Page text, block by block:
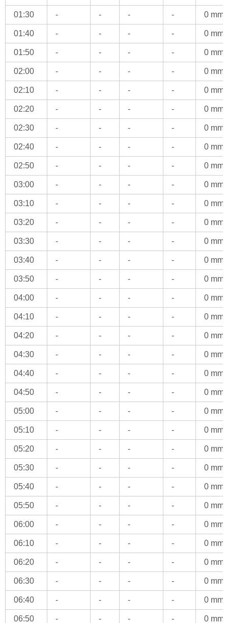
01:30 - - - - 0 mm
01:40 - - - - 0 mm
01:50 - - - - 0 mm
02:00 - - - - 0 mm
02:10 - - - - 0 mm
02:20 - - - - 0 mm
02:30 - - - - 0 mm
02:40 - - - - 0 mm
02:50 - - - - 0 mm
03:00 - - - - 0 mm
03:10 - - - - 0 mm
03:20 - - - - 0 mm
03:30 - - - - 0 mm
03:40 - - - - 0 mm
03:50 - - - - 0 mm
04:00 - - - - 0 mm
04:10 - - - - 0 mm
04:20 - - - - 0 mm
04:30 - - - - 0 mm
04:40 - - - - 0 mm
04:50 - - - - 0 mm
05:00 - - - - 0 mm
05:10 - - - - 0 mm
05:20 - - - - 0 mm
05:30 - - - - 0 mm
05:40 - - - - 0 mm
05:50 - - - - 0 mm
06:00 - - - - 0 mm
06:10 - - - - 0 mm
06:20 - - - - 0 mm
06:30 - - - - 0 mm
06:40 - - - - 0 mm
06:50 - - - - 0 mm